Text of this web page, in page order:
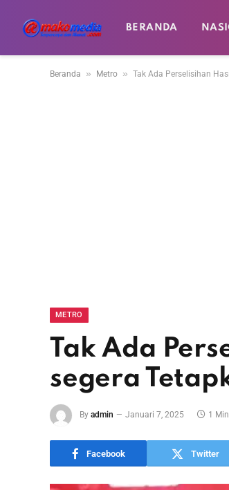
BERANDA
Beranda » Metro » Tak Ada Perselisihan
METRO
Tak Ada
segera
By admin Januari 7, 2025 1
Facebook Twitter